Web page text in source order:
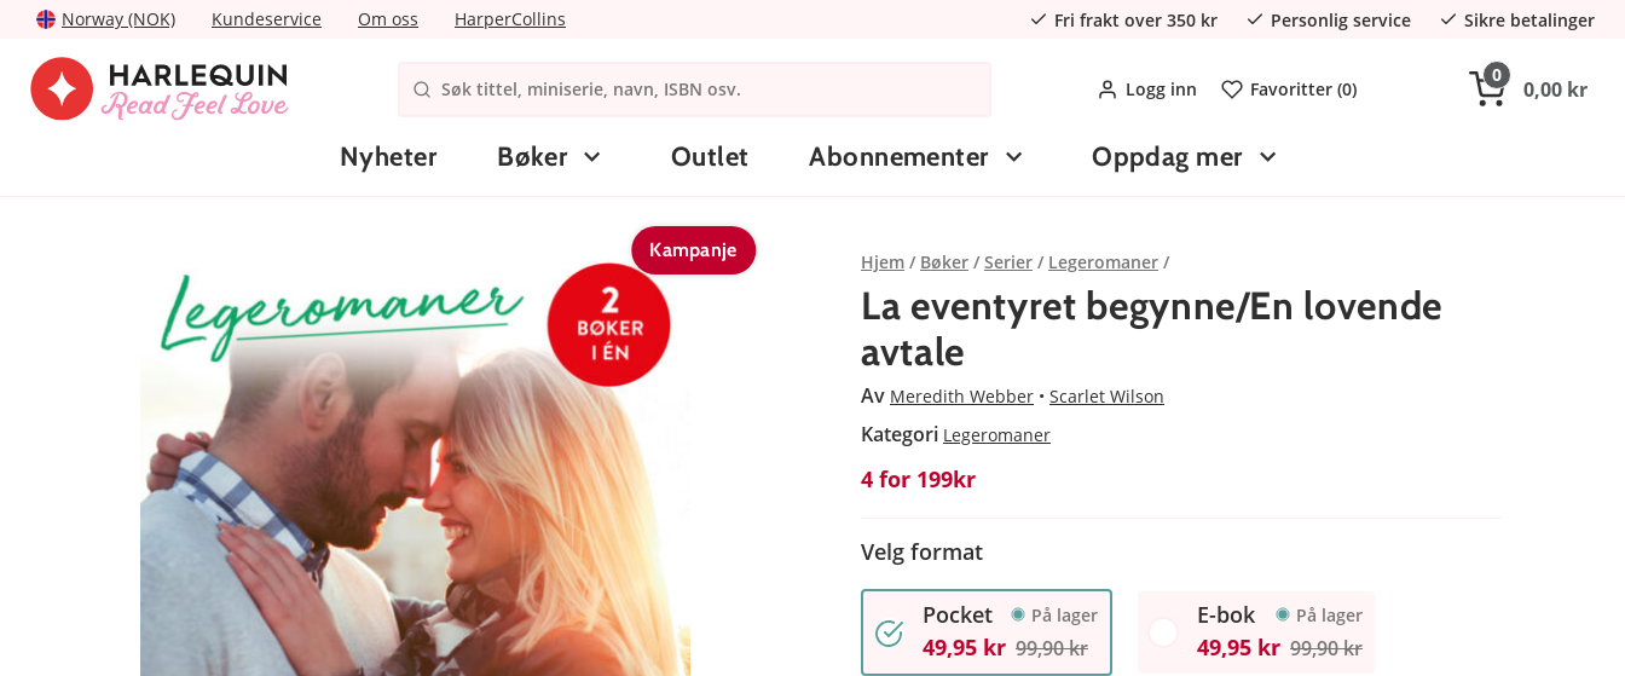
Norway (NOK) Kundeservice Om oss HarperCollins Fri frakt over 350 kr Personlig service Sikre betalinger
Logg inn Favoritter (0)
0
0,00 kr
Nyheter Bøker Outlet Abonnementer Oppdag mer
Kampanje
Hjem Bøker Serier Legeromaner
La eventyret begynne/En lovende
avtale
Av Meredith Webber Scarlet Wilson
Kategori Legeromaner
4 for 199kr
Velg format
Pocket På lager
49,95 kr 99,90 kr
E-bok På lager
49,95 kr 99,90 kr